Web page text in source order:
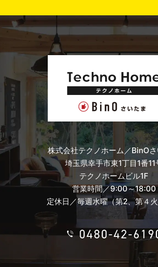
株式会社テクノホーム／BinOさ
埼玉県幸手市東1丁目1番11
テクノホームビル1F
営業時間／9:00～18:00
定休日／毎週水曜（第2、第４火